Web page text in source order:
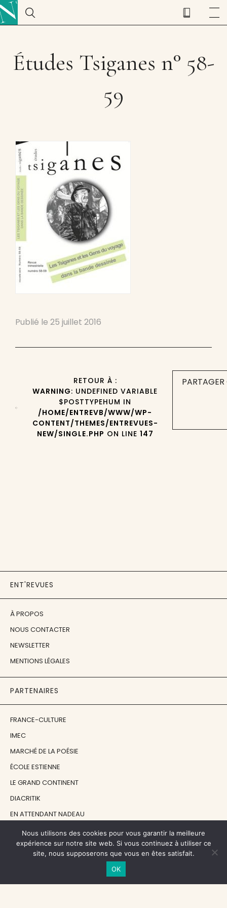
Études Tsiganes n° 58-
59
Publié le 25 juillet 2016
RETOUR À :
WARNING: UNDEFINED VARIABLE
$POSTTYPEHUM IN
/HOME/ENTREVB/WWW/WP-
CONTENT/THEMES/ENTREVUES-
NEW/SINGLE.PHP ON LINE 147
ENT'REVUES
À PROPOS
NOUS CONTACTER
NEWSLETTER
MENTIONS LÉGALES
PARTENAIRES
FRANCE-CULTURE
IMEC
MARCHÉ DE LA POÉSIE
ÉCOLE ESTIENNE
LE GRAND CONTINENT
DIACRITIK
EN ATTENDANT NADEAU
NOS SOUTIENS
Nous utilisons des cookies pour vous garantir la meilleure
expérience sur notre site web. Si vous continuez à utiliser ce
site, nous supposerons que vous en êtes satisfait.
OK